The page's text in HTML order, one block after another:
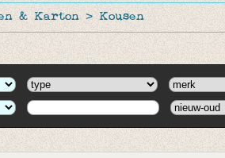
& Karton > Kousen